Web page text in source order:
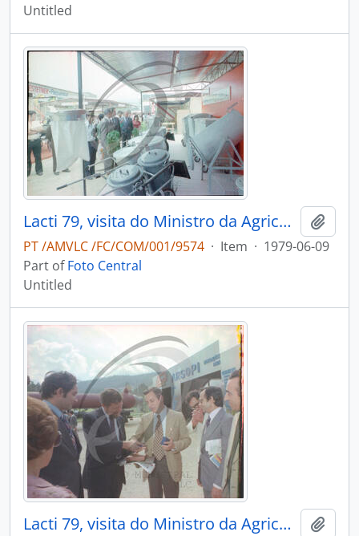
Untitled
Lacti 79, visita do Ministro da Agricultura e Pescas e do Governador Civil de Aveiro
PT /AMVLC /FC/COM/001/9574 · Item · 1979-06-09
Part ofFoto Central
Untitled
Lacti 79, visita do Ministro da Agricultura e Pescas e do Consulado dos Estados Unidos da América